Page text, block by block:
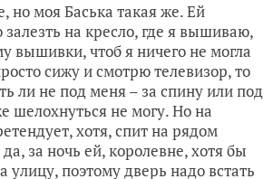
но моя Баська такая же. Ей
залезть на кресло, где я вышиваю,
вышивки, чтоб я ничего не могла
сижу и смотрю телевизор, то
ли не под меня – за спину или под
шелохнуться не могу. Но на
хотя, спит на рядом
за ночь ей, королевне, хотя бы
улицу, поэтому дверь надо встать